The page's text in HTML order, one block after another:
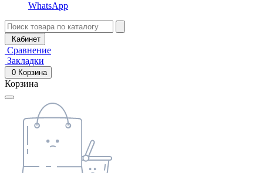
WhatsApp
Кабинет
Сравнение
Закладки
0 Корзина
Корзина